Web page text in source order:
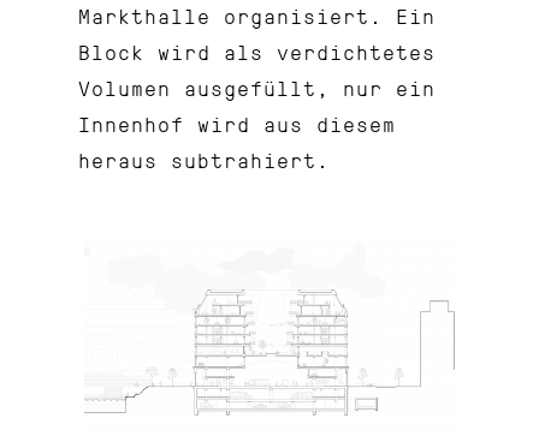
Markthalle organisiert. Ein
Block wird als verdichtetes
Volumen ausgefüllt, nur ein
Innenhof wird aus diesem
heraus subtrahiert.